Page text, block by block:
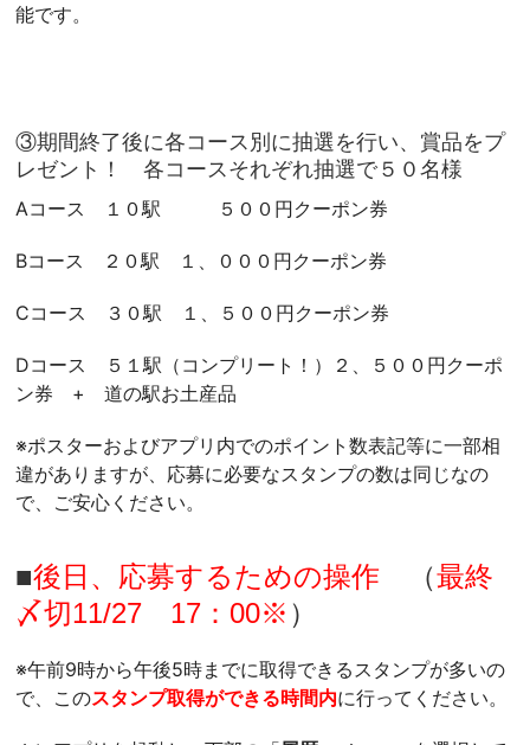
能です。
③期間終了後に各コース別に抽選を行い、賞品をプ
レゼント！ 各コースそれぞれ抽選で５０名様
Aコース １０駅 ５００円クーポン券
Bコース ２０駅 １、０００円クーポン券
Cコース ３０駅 １、５００円クーポン券
Dコース ５１駅（コンプリート！）２、５００円クーポ
ン券 + 道の駅お土産品
※ポスターおよびアプリ内でのポイント数表記等に一部相
違がありますが、応募に必要なスタンプの数は同じなの
で、ご安心ください。
■後日、応募するための操作 （最終
〆切11/27 17：00※ ）
※午前9時から午後5時までに取得できるスタンプが多いの
で、このスタンプ取得ができる時間内に行ってください。